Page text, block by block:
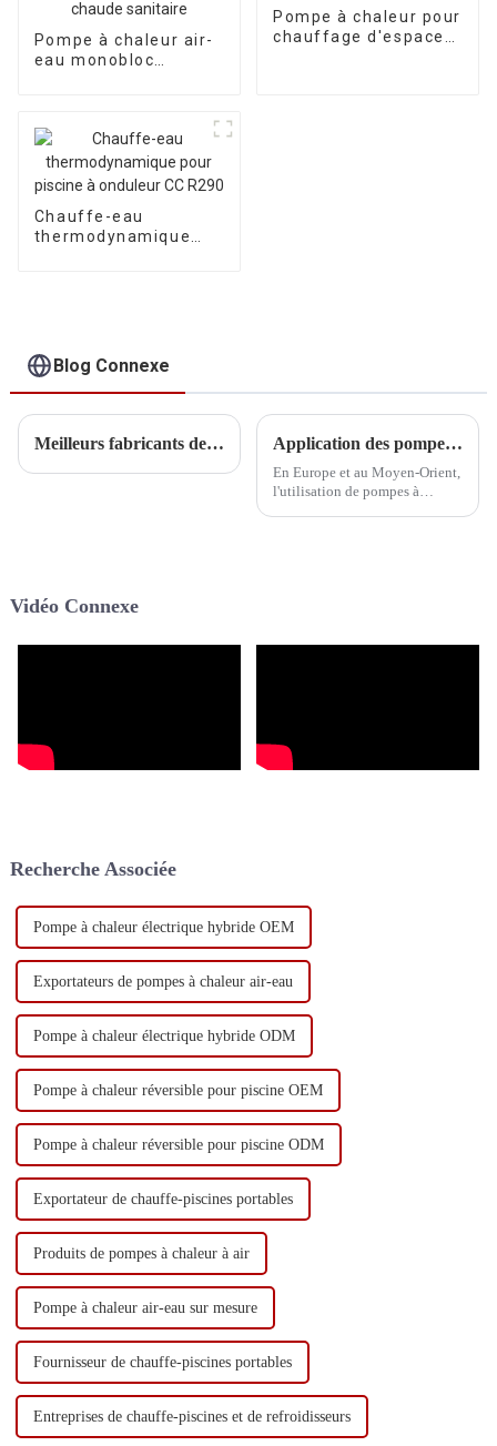
Pompe à chaleur air-
eau monobloc
chauffage, le
refroidissement et
l'eau chaude
sanitaire
Pompe à chaleur pour
chauffage d'espace
Chauffe-eau
thermodynamique
Blog Connexe
Meilleurs fabricants de pompes à chaleur Inverter pour piscine Application des pompes à chaleur Inverter pour piscines commerciales dans l'UE et au Moyen-Orient
En Europe et au Moyen-Orient,
l'utilisation de pompes à
Vidéo Connexe
Recherche Associée
Pompe à chaleur électrique hybride OEM
Exportateurs de pompes à chaleur air-eau
Pompe à chaleur électrique hybride ODM
Pompe à chaleur réversible pour piscine OEM
Pompe à chaleur réversible pour piscine ODM
Exportateur de chauffe-piscines portables
Produits de pompes à chaleur à air
Pompe à chaleur air-eau sur mesure
Fournisseur de chauffe-piscines portables
Entreprises de chauffe-piscines et de refroidisseurs